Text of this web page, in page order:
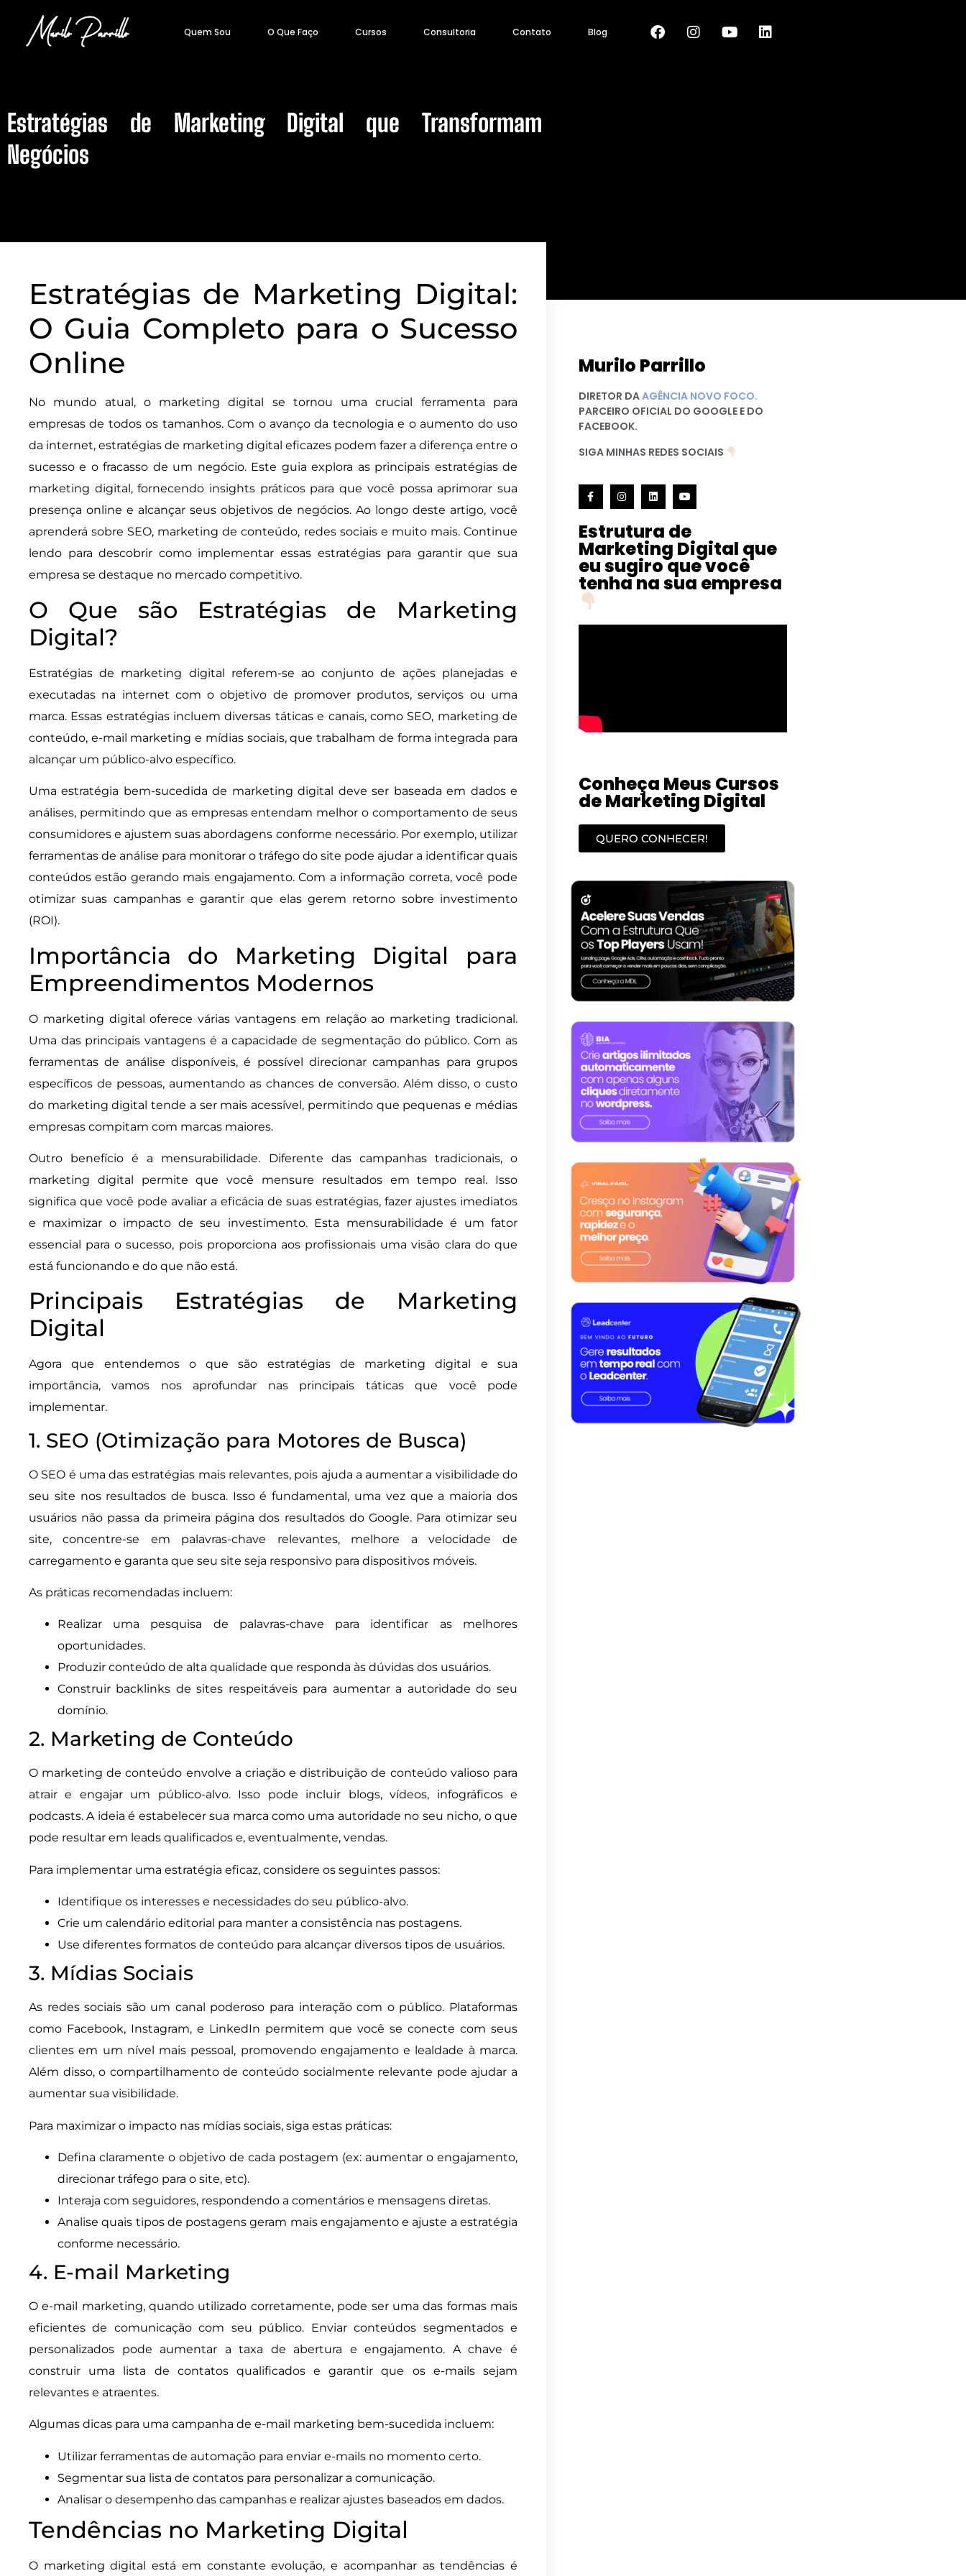
Quem Sou O Que Faço Cursos Consultoria Contato Blog
Estratégias de Marketing Digital que Transformam
Negócios
Estratégias de Marketing Digital:
O Guia Completo para o Sucesso
Online
No mundo atual, o marketing digital se tornou uma crucial ferramenta para
empresas de todos os tamanhos. Com o avanço da tecnologia e o aumento do uso
da internet, estratégias de marketing digital eficazes podem fazer a diferença entre o
sucesso e o fracasso de um negócio. Este guia explora as principais estratégias de
marketing digital, fornecendo insights práticos para que você possa aprimorar sua
presença online e alcançar seus objetivos de negócios. Ao longo deste artigo, você
aprenderá sobre SEO, marketing de conteúdo, redes sociais e muito mais. Continue
lendo para descobrir como implementar essas estratégias para garantir que sua
empresa se destaque no mercado competitivo.
O Que são Estratégias de Marketing
Digital?
Estratégias de marketing digital referem-se ao conjunto de ações planejadas e
executadas na internet com o objetivo de promover produtos, serviços ou uma
marca. Essas estratégias incluem diversas táticas e canais, como SEO, marketing de
conteúdo, e-mail marketing e mídias sociais, que trabalham de forma integrada para
alcançar um público-alvo específico.
Uma estratégia bem-sucedida de marketing digital deve ser baseada em dados e
análises, permitindo que as empresas entendam melhor o comportamento de seus
consumidores e ajustem suas abordagens conforme necessário. Por exemplo, utilizar
ferramentas de análise para monitorar o tráfego do site pode ajudar a identificar quais
conteúdos estão gerando mais engajamento. Com a informação correta, você pode
otimizar suas campanhas e garantir que elas gerem retorno sobre investimento
(ROI).
Importância do Marketing Digital para
Empreendimentos Modernos
O marketing digital oferece várias vantagens em relação ao marketing tradicional.
Uma das principais vantagens é a capacidade de segmentação do público. Com as
ferramentas de análise disponíveis, é possível direcionar campanhas para grupos
específicos de pessoas, aumentando as chances de conversão. Além disso, o custo
do marketing digital tende a ser mais acessível, permitindo que pequenas e médias
empresas compitam com marcas maiores.
Outro benefício é a mensurabilidade. Diferente das campanhas tradicionais, o
marketing digital permite que você mensure resultados em tempo real. Isso
significa que você pode avaliar a eficácia de suas estratégias, fazer ajustes imediatos
e maximizar o impacto de seu investimento. Esta mensurabilidade é um fator
essencial para o sucesso, pois proporciona aos profissionais uma visão clara do que
está funcionando e do que não está.
Principais Estratégias de Marketing
Digital
Agora que entendemos o que são estratégias de marketing digital e sua
importância, vamos nos aprofundar nas principais táticas que você pode
implementar.
1. SEO (Otimização para Motores de Busca)
O SEO é uma das estratégias mais relevantes, pois ajuda a aumentar a visibilidade do
seu site nos resultados de busca. Isso é fundamental, uma vez que a maioria dos
usuários não passa da primeira página dos resultados do Google. Para otimizar seu
site, concentre-se em palavras-chave relevantes, melhore a velocidade de
carregamento e garanta que seu site seja responsivo para dispositivos móveis.
As práticas recomendadas incluem:
Realizar uma pesquisa de palavras-chave para identificar as melhores
oportunidades.
Produzir conteúdo de alta qualidade que responda às dúvidas dos usuários.
Construir backlinks de sites respeitáveis para aumentar a autoridade do seu
domínio.
2. Marketing de Conteúdo
O marketing de conteúdo envolve a criação e distribuição de conteúdo valioso para
atrair e engajar um público-alvo. Isso pode incluir blogs, vídeos, infográficos e
podcasts. A ideia é estabelecer sua marca como uma autoridade no seu nicho, o que
pode resultar em leads qualificados e, eventualmente, vendas.
Para implementar uma estratégia eficaz, considere os seguintes passos:
Identifique os interesses e necessidades do seu público-alvo.
Crie um calendário editorial para manter a consistência nas postagens.
Use diferentes formatos de conteúdo para alcançar diversos tipos de usuários.
3. Mídias Sociais
As redes sociais são um canal poderoso para interação com o público. Plataformas
como Facebook, Instagram, e LinkedIn permitem que você se conecte com seus
clientes em um nível mais pessoal, promovendo engajamento e lealdade à marca.
Além disso, o compartilhamento de conteúdo socialmente relevante pode ajudar a
aumentar sua visibilidade.
Para maximizar o impacto nas mídias sociais, siga estas práticas:
Defina claramente o objetivo de cada postagem (ex: aumentar o engajamento,
direcionar tráfego para o site, etc).
Interaja com seguidores, respondendo a comentários e mensagens diretas.
Analise quais tipos de postagens geram mais engajamento e ajuste a estratégia
conforme necessário.
4. E-mail Marketing
O e-mail marketing, quando utilizado corretamente, pode ser uma das formas mais
eficientes de comunicação com seu público. Enviar conteúdos segmentados e
personalizados pode aumentar a taxa de abertura e engajamento. A chave é
construir uma lista de contatos qualificados e garantir que os e-mails sejam
relevantes e atraentes.
Algumas dicas para uma campanha de e-mail marketing bem-sucedida incluem:
Utilizar ferramentas de automação para enviar e-mails no momento certo.
Segmentar sua lista de contatos para personalizar a comunicação.
Analisar o desempenho das campanhas e realizar ajustes baseados em dados.
Tendências no Marketing Digital
O marketing digital está em constante evolução, e acompanhar as tendências é
Murilo Parrillo
DIRETOR DAAGÊNCIA NOVO FOCO.
PARCEIRO OFICIAL DO GOOGLE E DO
FACEBOOK.
SIGA MINHAS REDES SOCIAIS
Estrutura de
Marketing Digital que
eu sugiro que você
tenha na sua empresa
Conheça Meus Cursos
de Marketing Digital
QUERO CONHECER!